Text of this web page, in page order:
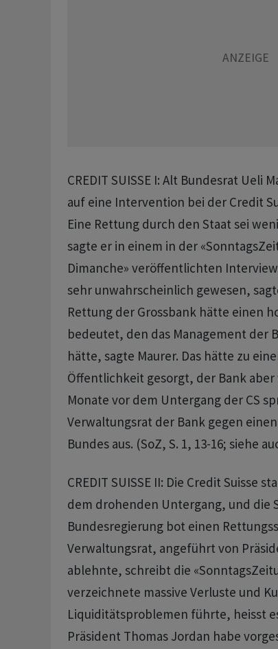
CREDIT SUISSE I: Alt Bundesrat Ueli
auf eine Intervention bei der Credit
Eine Rettung durch den Staat sei
sagte er in einem in der
Dimanche» veröffentlichten
sehr unwahrscheinlich gewesen,
Rettung der Grossbank hätte einen
bedeutet, den das Management der
hätte, sagte Maurer. Das hätte zu
Öffentlichkeit gesorgt, der Bank
Monate vor dem Untergang der CS
Verwaltungsrat der Bank gegen
Bundes aus. (SoZ, S. 1, 13-16; siehe
CREDIT SUISSE II: Die Credit Suisse
dem drohenden Untergang, und die
Bundesregierung bot einen
Verwaltungsrat, angeführt von
ablehnte, schreibt die
verzeichnete massive Verluste und
Liquiditätsproblemen führte, heisst
Präsident Thomas Jordan habe